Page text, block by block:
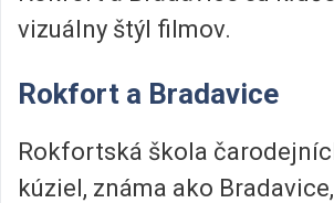
vizuálny štýl filmov.
Rokfort a Bradavice
Rokfortská škola
kúziel, známa ako